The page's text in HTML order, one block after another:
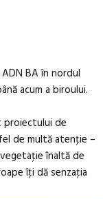
BA în nordul
acum a biroului.
proiectului de
de multă atenţie –
înaltă de
îţi dă senzaţia